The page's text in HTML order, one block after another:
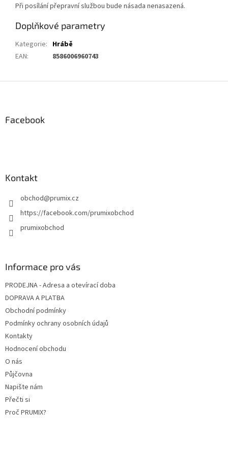
Při posílání přepravní službou bude násada nenasazená.
Doplňkové parametry
Kategorie: Hrábě
EAN: 8586006960743
Facebook
Kontakt
obchod@prumix.cz
https://facebook.com/prumixobchod
prumixobchod
Informace pro vás
PRODEJNA - Adresa a otevírací doba
DOPRAVA A PLATBA
Obchodní podmínky
Podmínky ochrany osobních údajů
Kontakty
Hodnocení obchodu
O nás
Půjčovna
Napište nám
Přečti si
Proč PRUMIX?